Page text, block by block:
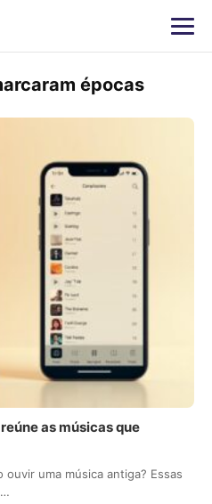
épocas
as músicas que
uma música antiga? Essas